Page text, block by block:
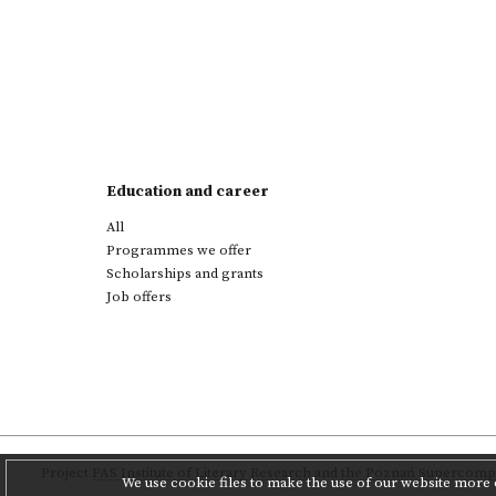
We use cookie files to make the use of our website
Education and career
All
Programmes we offer
Scholarships and grants
Job offers
PAS Institute of Literary Research and the Poznań